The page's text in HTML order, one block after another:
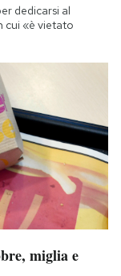
dedicarsi al
cui «è vietato
miglia e